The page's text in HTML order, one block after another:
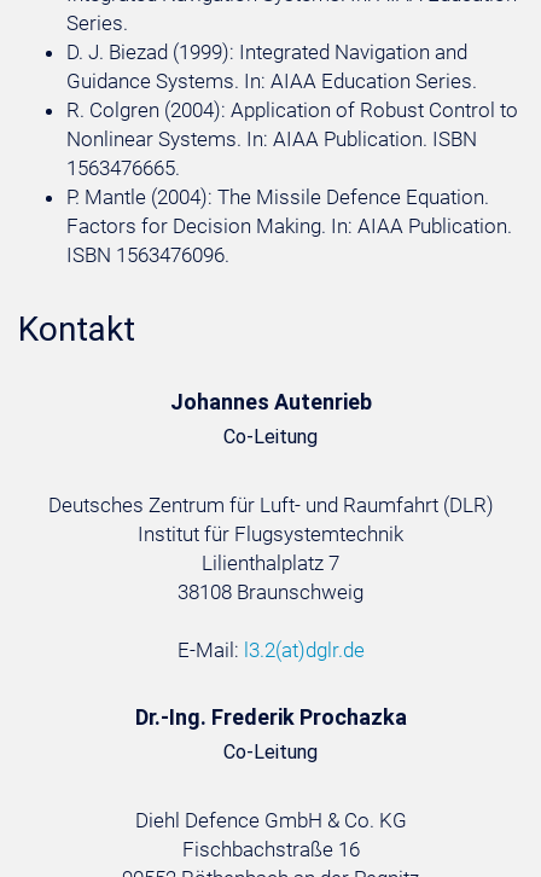
Series.
D. J. Biezad (1999): Integrated Navigation and
Guidance Systems. In: AIAA Education Series.
R. Colgren (2004): Application of Robust Control to
Nonlinear Systems. In: AIAA Publication. ISBN
1563476665.
P. Mantle (2004): The Missile Defence Equation.
Factors for Decision Making. In: AIAA Publication.
ISBN 1563476096.
Kontakt
Johannes Autenrieb
Co-Leitung
Deutsches Zentrum für Luft- und Raumfahrt (DLR)
Institut für Flugsystemtechnik
Lilienthalplatz 7
38108 Braunschweig
E-Mail: l3.2(at)dglr.de
Dr.-Ing. Frederik Prochazka
Co-Leitung
Diehl Defence GmbH & Co. KG
Fischbachstraße 16